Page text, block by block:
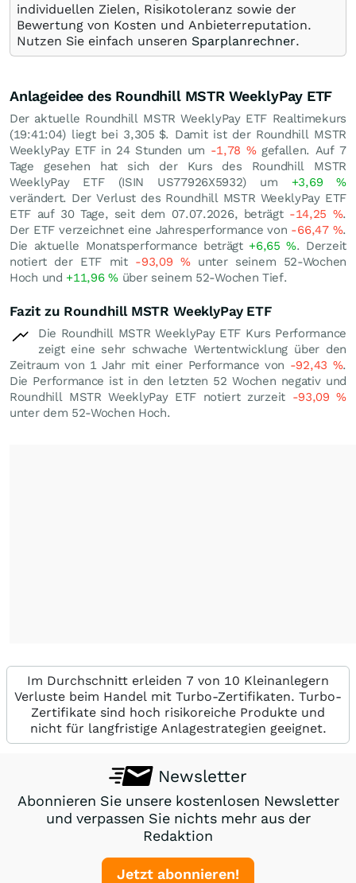
individuellen Zielen, Risikotoleranz sowie der
Bewertung von Kosten und Anbieterreputation.
Nutzen Sie einfach unseren Sparplanrechner.
Anlageidee des Roundhill MSTR WeeklyPay ETF
Der aktuelle Roundhill MSTR WeeklyPay ETF Realtimekurs
(19:41:04) liegt bei 3,305 $. Damit ist der Roundhill MSTR
WeeklyPay ETF in 24 Stunden um -1,78 %gefallen. Auf 7
Tage gesehen hat sich der Kurs des Roundhill MSTR
WeeklyPay ETF (ISIN US77926X5932) um +3,69%
verändert. Der Verlust des Roundhill MSTR WeeklyPay ETF
ETF auf 30 Tage, seit dem 07.07.2026, beträgt -14,25 %.
Der ETF verzeichnet eine Jahresperformance von -66,47 %.
Die aktuelle Monatsperformance beträgt +6,65%. Derzeit
notiert der ETF mit -93,09 %unter seinem 52-Wochen
Hoch und +11,96%über seinem 52-Wochen Tief.
Fazit zu Roundhill MSTR WeeklyPay ETF
Die Roundhill MSTR WeeklyPay ETF Kurs Performance
zeigt eine sehr schwache Wertentwicklung über den
Zeitraum von 1 Jahr mit einer Performance von -92,43 %.
Die Performance ist in den letzten 52 Wochen negativ und
Roundhill MSTR WeeklyPay ETF notiert zurzeit -93,09%
unter dem 52-Wochen Hoch.
Im Durchschnitt erleiden 7 von 10 Kleinanlegern
Verluste beim Handel mit Turbo-Zertifikaten. Turbo-
Zertifikate sind hoch risikoreiche Produkte und
nicht für langfristige Anlagestrategien geeignet.
Newsletter
Abonnieren Sie unsere kostenlosen Newsletter
und verpassen Sie nichts mehr aus der
Redaktion
Jetzt abonnieren!